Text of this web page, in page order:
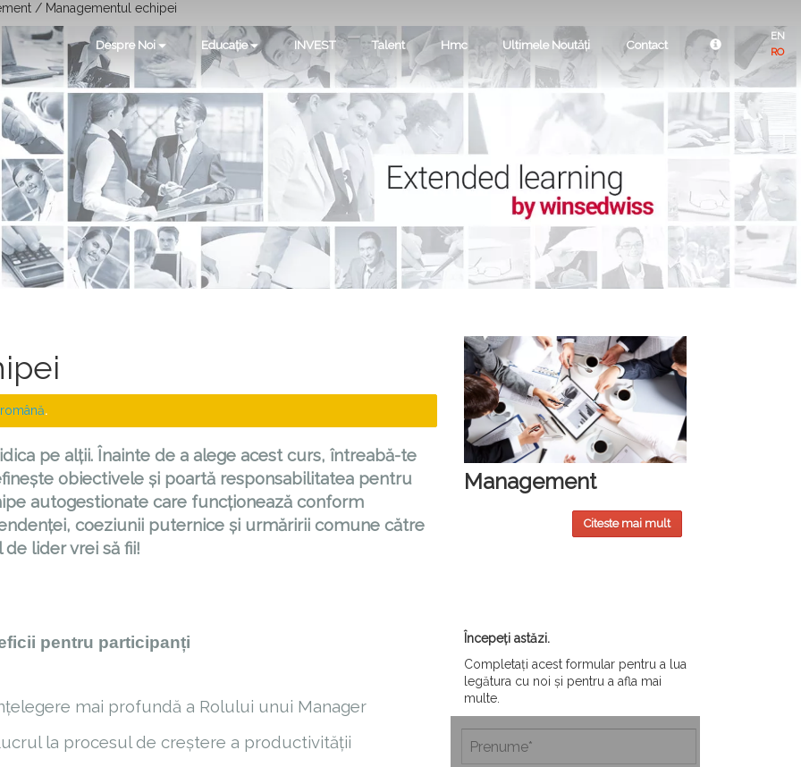
Despre Noi Educație INVEST Talent Hmc Ultimele Noutăți Contact
EN
RO
/ Managementul echipei
română.
pe alții. Înainte de a alege acest curs, întreabă-te
obiectivele și poartă responsabilitatea pentru
autogestionate care funcționează conform
coeziunii puternice și urmăririi comune către
lider vrei să fii!
Management
Citeste mai mult
pentru participanți
mai profundă a Rolului unui Manager
la procesul de creștere a productivității
Începeți astăzi.
Completați acest formular pentru a lua
legătura cu noi și pentru a afla mai
multe.